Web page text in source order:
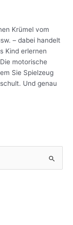
Krümel vom
– dabei handelt
Kind erlernen
motorische
Sie Spielzeug
Und genau